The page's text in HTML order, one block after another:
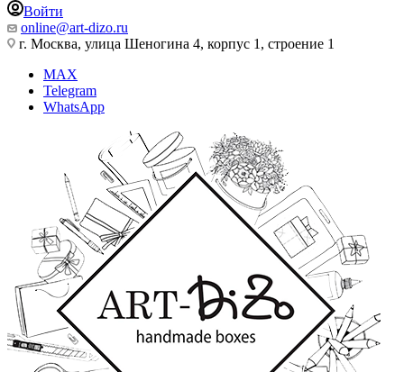
Войти
online@art-dizo.ru
г. Москва, улица Шеногина 4, корпус 1, строение 1
MAX
Telegram
WhatsApp